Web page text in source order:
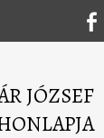
JÓZSEF